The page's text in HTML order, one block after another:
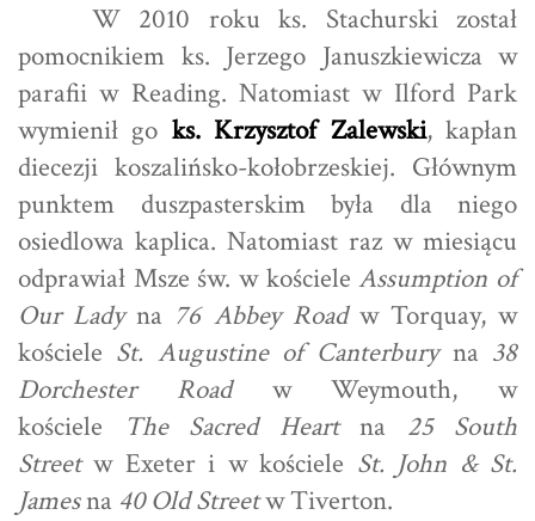
W 2010 roku ks. Stachurski został
pomocnikiem ks. Jerzego Januszkiewicza w
parafii w Reading. Natomiast w Ilford Park
wymienił go ks. Krzysztof Zalewski, kapłan
diecezji koszalińsko-kołobrzeskiej. Głównym
punktem duszpasterskim była dla niego
osiedlowa kaplica. Natomiast raz w miesiącu
odprawiał Msze św. w kościeleAssumption of
Our Ladyna 76 Abbey Roadw Torquay, w
kościele St. Augustine of Canterbury na 38
Dorchester Roadw Weymouth, w
kościele
The Sacred Heartna 25 South
Streetw Exeter i w kościele St. John & St.
Jamesna 40 Old Streetw Tiverton.